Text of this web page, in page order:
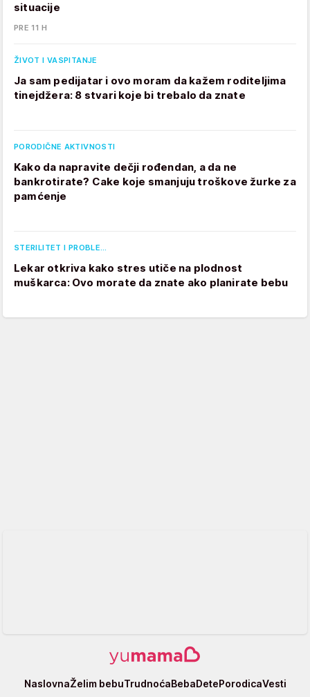
situacije
PRE 11 H
ŽIVOT I VASPITANJE
Ja sam pedijatar i ovo moram da kažem roditeljima
tinejdžera: 8 stvari koje bi trebalo da znate
PORODIČNE AKTIVNOSTI
Kako da napravite dečji rođendan, a da ne
bankrotirate? Cake koje smanjuju troškove žurke za
pamćenje
STERILITET I PROBLE…
Lekar otkriva kako stres utiče na plodnost
muškarca: Ovo morate da znate ako planirate bebu
Yumama
NaslovnaŽelim bebuTrudnoćaBebaDetePorodicaVesti